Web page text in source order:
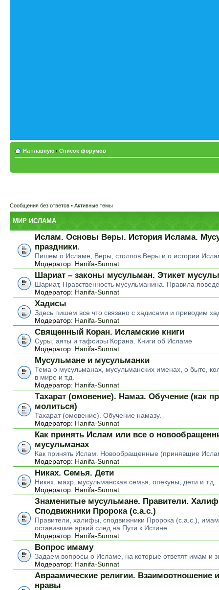
На главную ‹ Список форумов
Сообщения без ответов • Активные темы
МИР ИСЛАМА
Ислам. Основы Веры. История Ислама.
праздники.
Пишем о Исламе, Веры, столпов Веры и о истории
Модератор: Hanifa-Sunnat
Шариат – законы мусульман. Этикет
Шариат, Нравственность мусульманина. Правила
Модератор: Hanifa-Sunnat
Хадисы
Здесь пишем все что связано с хадисами и приводим
Модератор: Hanifa-Sunnat
Священный Коран. Исламские книги
Суры, аяты и тафсиры Корана. Книги об Исламе
Модератор: Hanifa-Sunnat
Мусульмане и мусульманки
Тема о мусульманах, мусульманских именах, о быте,
в мире и т.д.
Модератор: Hanifa-Sunnat
Тахарат (омовение). Намаз. Обучение (как
молиться)
Тахарат (омовение). Обучение намазу.
Модератор: Hanifa-Sunnat
Как принять Ислам или все о
мусульманах
Как принять Ислам. Новообращенные (принявщие
Модератор: Hanifa-Sunnat
Никах. Семья. Дети
Никях, махр, мусульманская семья, опекуны, дети и т.д.
Модератор: Hanifa-Sunnat
Знаменитые мусульмане. Правители.
Сподвижники Пророка (с.а.с.)
Правители, халифы, сподвижники Пророка (с.а.с.),
оставившие яркий след на Пути к Истине
Модератор: Hanifa-Sunnat
Вопрос имаму
Задаем вопросы о Исламе, на которые ответят имам и
Модератор: Hanifa-Sunnat
Авраамические религии. Взаимоотношение
нравы